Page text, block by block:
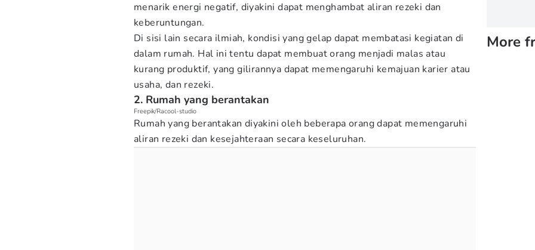
menarik energi negatif, diyakini dapat menghambat aliran rezeki dan
keberuntungan.
Di sisi lain secara ilmiah, kondisi yang gelap dapat membatasi kegiatan di
dalam rumah. Hal ini tentu dapat membuat orang menjadi malas atau
kurang produktif, yang gilirannya dapat memengaruhi kemajuan karier atau
usaha, dan rezeki.
2. Rumah yang berantakan
Freepik/Racool-studio
Rumah yang berantakan diyakini oleh beberapa orang dapat memengaruhi
aliran rezeki dan kesejahteraan secara keseluruhan.
More